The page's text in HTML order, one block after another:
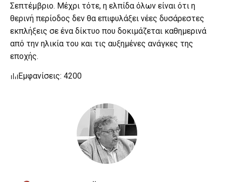
Σεπτέμβριο. Μέχρι τότε, η ελπίδα όλων είναι ότι η
θερινή περίοδος δεν θα επιφυλάξει νέες δυσάρεστες
εκπλήξεις σε ένα δίκτυο που δοκιμάζεται καθημερινά
από την ηλικία του και τις αυξημένες ανάγκες της
εποχής.
Εμφανίσεις: 4200